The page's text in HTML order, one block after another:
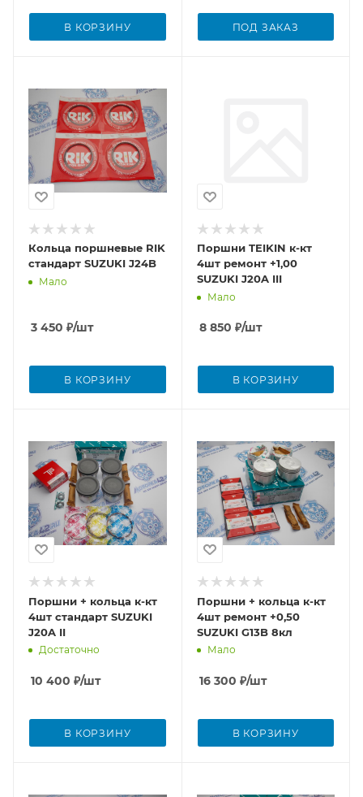
В КОРЗИНУ ПОД ЗАКАЗ
Кольца поршневые RIK
стандарт SUZUKI J24B
Мало
3 450 ₽/шт
В КОРЗИНУ
Поршни TEIKIN к-кт
4шт ремонт +1,00
SUZUKI J20A III
Мало
8 850 ₽/шт
В КОРЗИНУ
Поршни + кольца к-кт
4шт стандарт SUZUKI
J20A II
Достаточно
10 400 ₽/шт
В КОРЗИНУ
Поршни + кольца к-кт
4шт ремонт +0,50
SUZUKI G13B 8кл
Мало
16 300 ₽/шт
В КОРЗИНУ